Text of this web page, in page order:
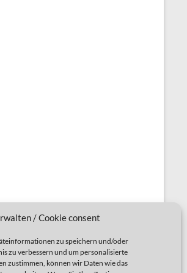
/ Cookie consent
zu speichern und/oder
zu verbessern und um personalisierte
zustimmen, können wir Daten wie das